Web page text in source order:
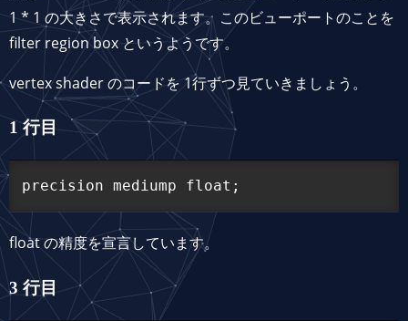
1 * 1 の大きさで表示されます。このビューポートのことを
filter region box というようです。
vertex shader のコードを 1行ずつ見ていきましょう。
1 行目
float の精度を宣言しています。
3 行目